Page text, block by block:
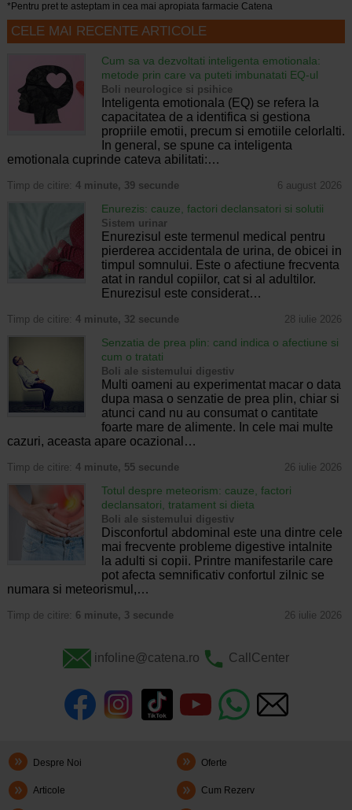
*Pentru pret te asteptam in cea mai apropiata farmacie Catena
CELE MAI RECENTE ARTICOLE
Cum sa va dezvoltati inteligenta emotionala:
metode prin care va puteti imbunatati EQ-ul
Boli neurologice si psihice
Inteligenta emotionala (EQ) se refera la
capacitatea de a identifica si gestiona
propriile emotii, precum si emotiile celorlalti.
In general, se spune ca inteligenta
emotionala cuprinde cateva abilitati:…
Timp de citire: 4 minute, 39 secunde 6 august 2026
Enurezis: cauze, factori declansatori si solutii
Sistem urinar
Enurezisul este termenul medical pentru
pierderea accidentala de urina, de obicei in
timpul somnului. Este o afectiune frecventa
atat in randul copiilor, cat si al adultilor.
Enurezisul este considerat…
Timp de citire: 4 minute, 32 secunde 28 iulie 2026
Senzatia de prea plin: cand indica o afectiune si
cum o tratati
Boli ale sistemului digestiv
Multi oameni au experimentat macar o data
dupa masa o senzatie de prea plin, chiar si
atunci cand nu au consumat o cantitate
foarte mare de alimente. In cele mai multe
cazuri, aceasta apare ocazional…
Timp de citire: 4 minute, 55 secunde 26 iulie 2026
Totul despre meteorism: cauze, factori
declansatori, tratament si dieta
Boli ale sistemului digestiv
Disconfortul abdominal este una dintre cele
mai frecvente probleme digestive intalnite
la adulti si copii. Printre manifestarile care
pot afecta semnificativ confortul zilnic se
numara si meteorismul,…
Timp de citire: 6 minute, 3 secunde 26 iulie 2026
infoline@catena.ro CallCenter
Despre Noi Oferte
Articole Cum Rezerv